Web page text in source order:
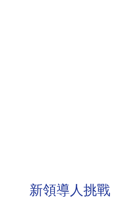
新領導人挑戰